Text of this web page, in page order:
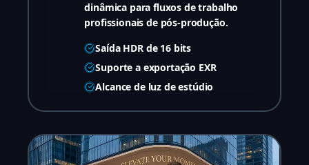
dinâmica para fluxos de trabalho
profissionais de pós-produção.
Saída HDR de 16 bits
Suporte a exportação EXR
Alcance de luz de estúdio